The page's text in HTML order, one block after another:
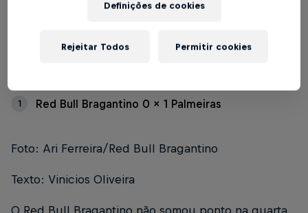
1 Red Bull Bragantino 0 x 1 Palmeiras
Foto: Ari Ferreira/Red Bull Bragantino
Texto: Vinicios Oliveira
Definições de cookies
Rejeitar Todos Permitir cookies